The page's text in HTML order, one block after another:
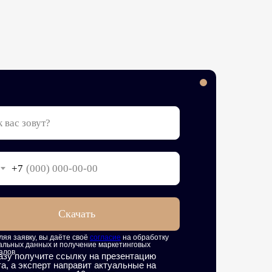
+7
Скачать
заявку, вы даёте своё согласие на обработку
данных и получение маркетинговых
получите ссылку на презентацию
а эксперт направит актуальные на